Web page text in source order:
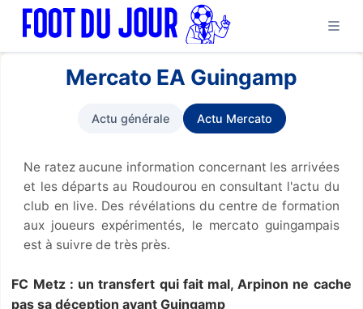
Mercato EA Guingamp
Actu générale Actu Mercato
Ne ratez aucune information concernant les arrivées
et les départs au Roudourou en consultant l'actu du
club en live. Des révélations du centre de formation
aux joueurs expérimentés, le mercato guingampais
est à suivre de très près.
FC Metz : un transfert qui fait mal, Arpinon ne cache
pas sa déception avant Guingamp